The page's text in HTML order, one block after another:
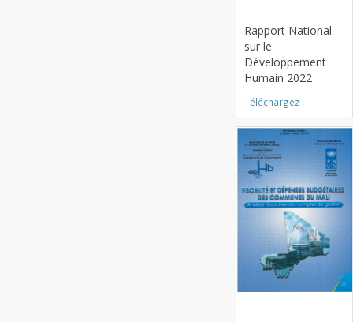
Rapport National
sur le
Développement
Humain 2022
Téléchargez